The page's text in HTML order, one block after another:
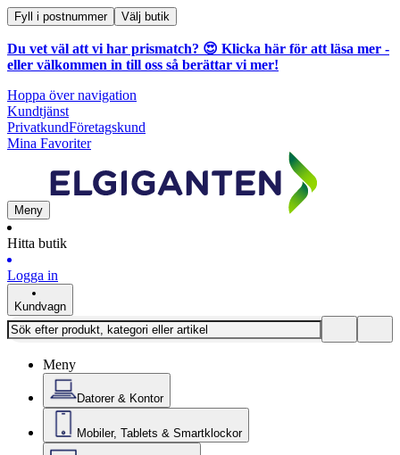
Fyll i postnummer Välj butik
Du vet väl att vi har prismatch? 😍 Klicka här för att läsa mer -
eller välkommen in till oss så berättar vi mer!
Hoppa över navigation
Kundtjänst
PrivatkundFöretagskund
Mina Favoriter
Meny
Hitta butik
Logga in
Kundvagn
Meny
Datorer & Kontor
Mobiler, Tablets & Smartklockor